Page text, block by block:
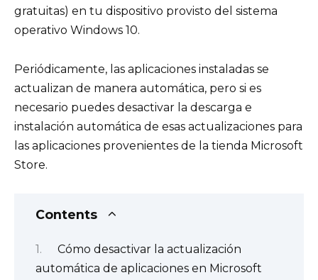
gratuitas) en tu dispositivo provisto del sistema
operativo Windows 10.
Periódicamente, las aplicaciones instaladas se
actualizan de manera automática, pero si es
necesario puedes desactivar la descarga e
instalación automática de esas actualizaciones para
las aplicaciones provenientes de la tienda Microsoft
Store.
Contents
Cómo desactivar la actualización
automática de aplicaciones en Microsoft